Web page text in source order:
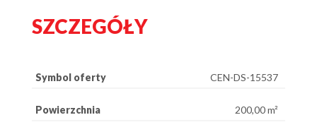
SZCZEGÓŁY
Symbol oferty CEN-DS-15537
Powierzchnia 200,00 m²